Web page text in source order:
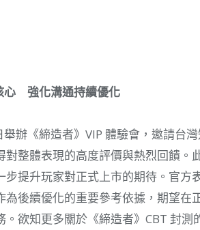
心 強化溝通持續優化
舉辦《締造者》VIP 體驗會，邀請台
對整體表現的高度評價與熱烈回饋。
步提升玩家對正式上市的期待。官方
為後續優化的重要參考依據，期望在
。欲知更多關於《締造者》CBT 封